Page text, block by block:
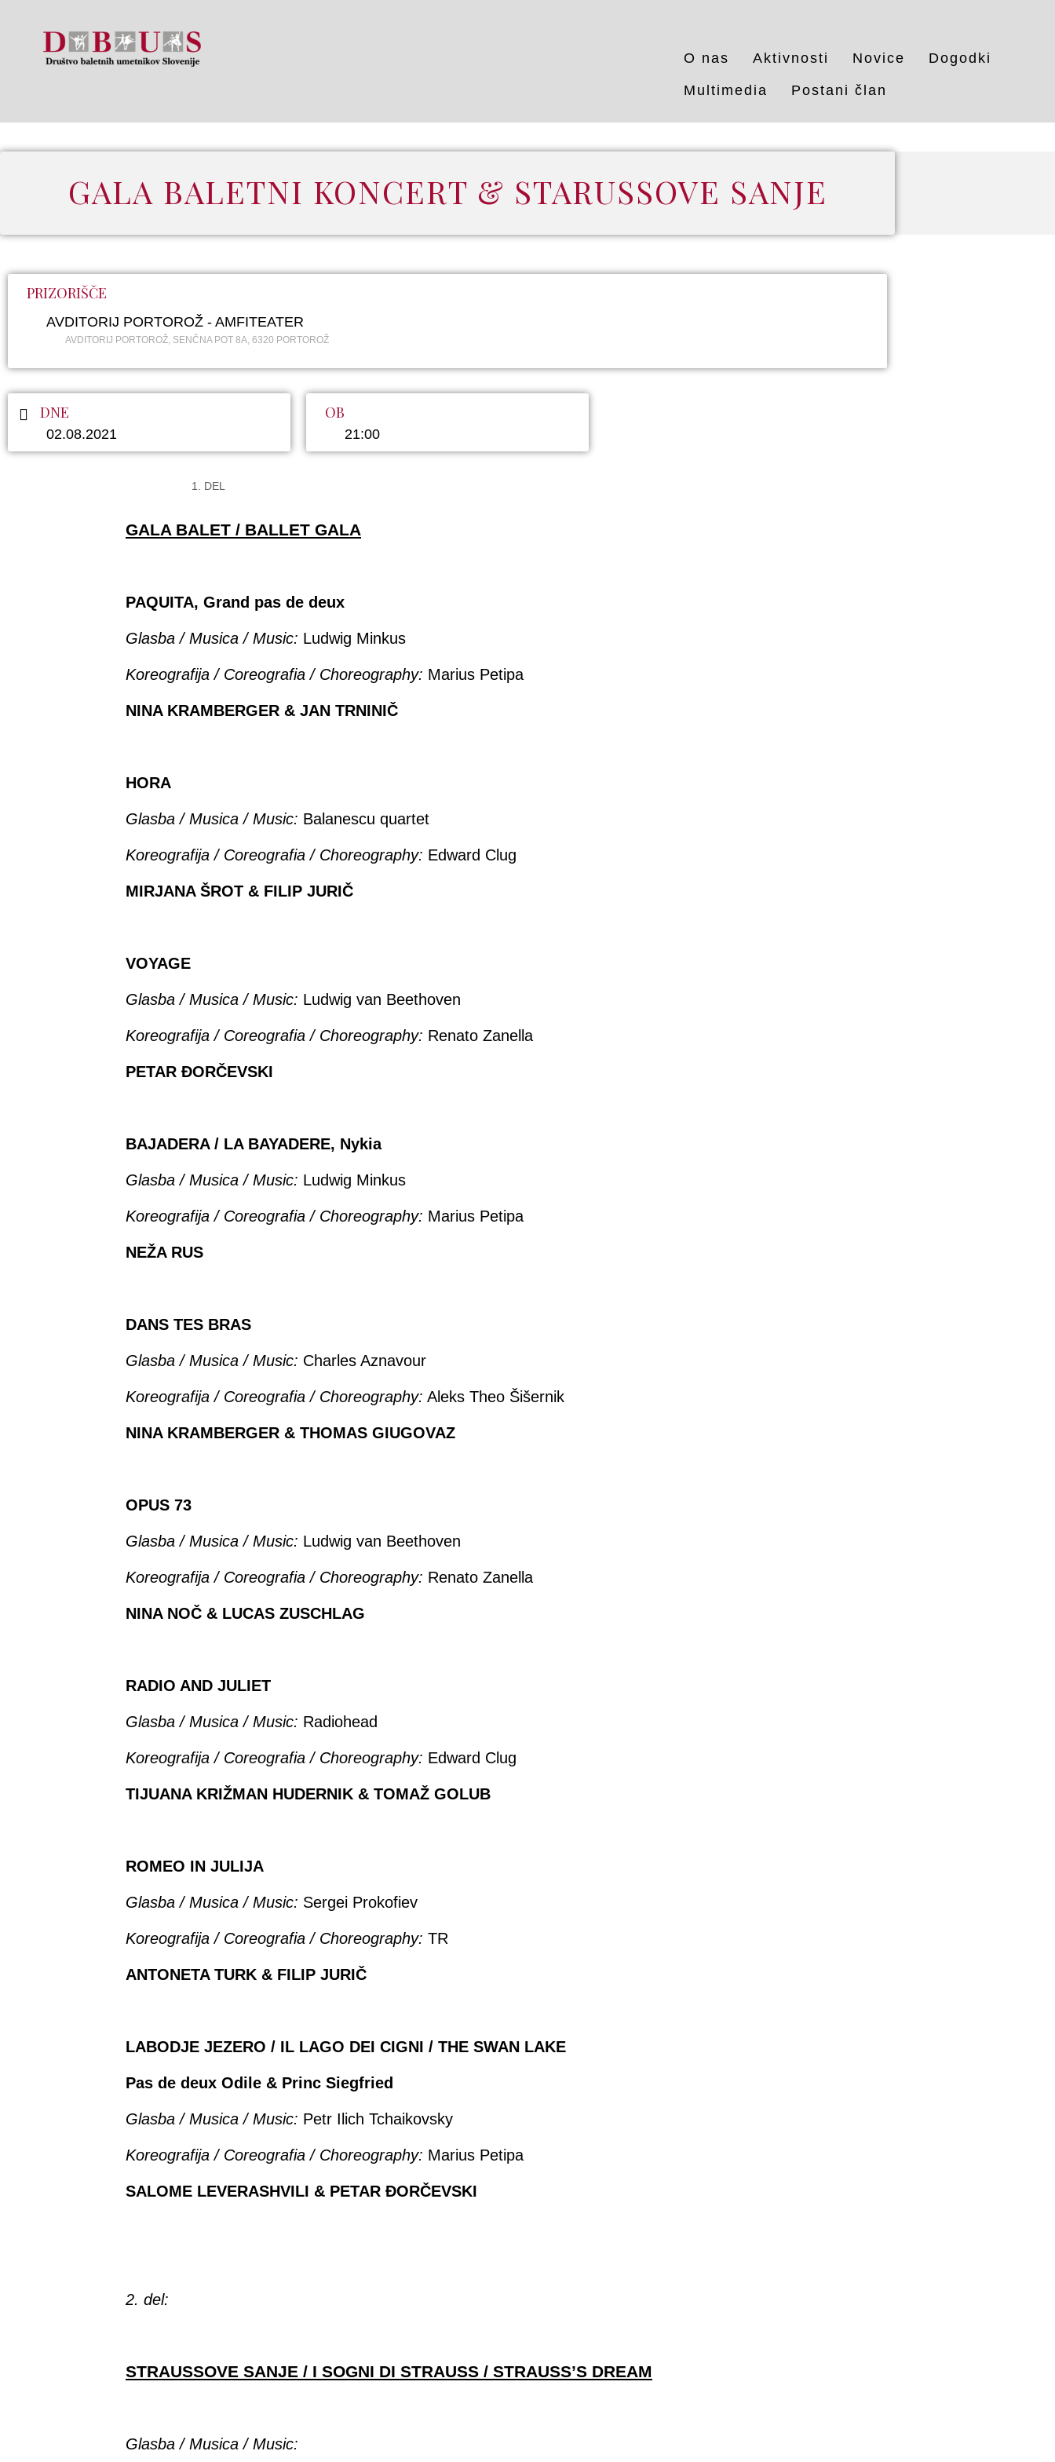
O nas Aktivnosti Novice Dogodki
Multimedia Postani član
GALA BALETNI KONCERT & STARUSSOVE SANJE
PRIZORIŠČE
AVDITORIJ PORTOROŽ - AMFITEATER
AVDITORIJ PORTOROŽ, SENČNA POT 8A, 6320 PORTOROŽ
DNE
02.08.2021
OB
21:00
DEL
GALA BALET / BALLET GALA
PAQUITA, Grand pas de deux
Glasba / Musica / Music: Ludwig Minkus
Koreografija / Coreografia / Choreography: Marius Petipa
NINA KRAMBERGER & JAN TRNINIČ
HORA
Glasba / Musica / Music: Balanescu quartet
Koreografija / Coreografia / Choreography: Edward Clug
MIRJANA ŠROT & FILIP JURIČ
VOYAGE
Glasba / Musica / Music: Ludwig van Beethoven
Koreografija / Coreografia / Choreography: Renato Zanella
PETAR ĐORČEVSKI
BAJADERA / LA BAYADERE, Nykia
Glasba / Musica / Music: Ludwig Minkus
Koreografija / Coreografia / Choreography: Marius Petipa
NEŽA RUS
DANS TES BRAS
Glasba / Musica / Music: Charles Aznavour
Koreografija / Coreografia / Choreography: Aleks Theo Šišernik
NINA KRAMBERGER & THOMAS GIUGOVAZ
OPUS 73
Glasba / Musica / Music: Ludwig van Beethoven
Koreografija / Coreografia / Choreography: Renato Zanella
NINA NOČ & LUCAS ZUSCHLAG
RADIO AND JULIET
Glasba / Musica / Music: Radiohead
Koreografija / Coreografia / Choreography: Edward Clug
TIJUANA KRIŽMAN HUDERNIK & TOMAŽ GOLUB
ROMEO IN JULIJA
Glasba / Musica / Music: Sergei Prokofiev
Koreografija / Coreografia / Choreography: TR
ANTONETA TURK & FILIP JURIČ
LABODJE JEZERO / IL LAGO DEI CIGNI / THE SWAN LAKE
Pas de deux Odile & Princ Siegfried
Glasba / Musica / Music: Petr Ilich Tchaikovsky
Koreografija / Coreografia / Choreography: Marius Petipa
SALOME LEVERASHVILI & PETAR ĐORČEVSKI
2. del:
STRAUSSOVE SANJE / I SOGNI DI STRAUSS / STRAUSS’S DREAM
Glasba / Musica / Music: